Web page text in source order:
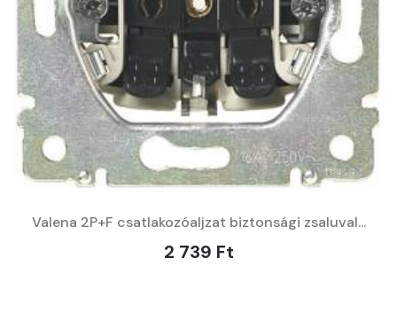
Valena 2P+F csatlakozóaljzat biztonsági zsaluval...
2 739 Ft